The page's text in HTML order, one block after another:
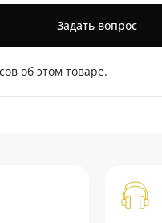
Задать вопрос
об этом товаре.